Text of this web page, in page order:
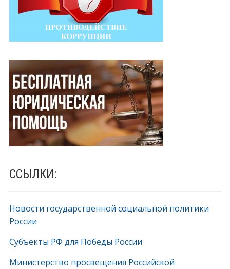
ССЫЛКИ:
Новости государственной социальной политики
России
Субъекты РФ для Победы России
Министерство просвещения Российской